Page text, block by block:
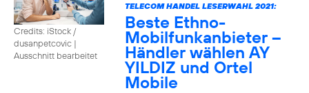
Credits: iStock /
dusanpetcovic |
Ausschnitt bearbeitet
TELECOM HANDEL LESERWAHL 2021:
Beste Ethno-
Mobilfunkanbieter –
Händler wählen AY
YILDIZ und Ortel
Mobile